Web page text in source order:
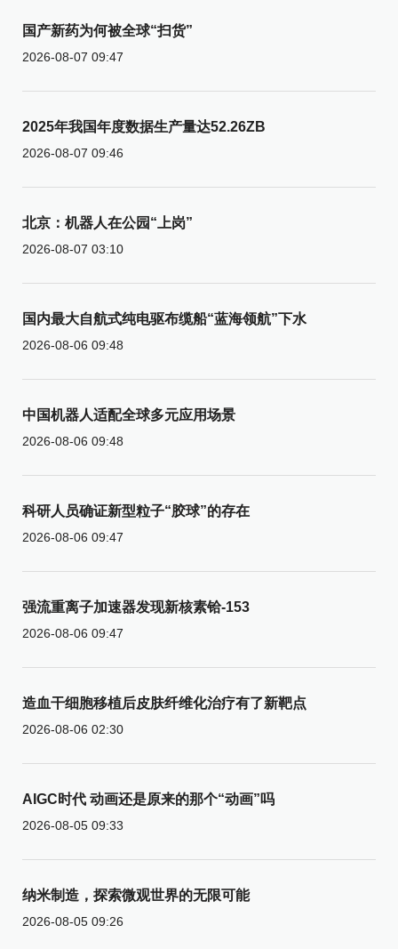
国产新药为何被全球“扫货”
2026-08-07 09:47
2025年我国年度数据生产量达52.26ZB
2026-08-07 09:46
北京：机器人在公园“上岗”
2026-08-07 03:10
国内最大自航式纯电驱布缆船“蓝海领航”下水
2026-08-06 09:48
中国机器人适配全球多元应用场景
2026-08-06 09:48
科研人员确证新型粒子“胶球”的存在
2026-08-06 09:47
强流重离子加速器发现新核素铪-153
2026-08-06 09:47
造血干细胞移植后皮肤纤维化治疗有了新靶点
2026-08-06 02:30
AIGC时代 动画还是原来的那个“动画”吗
2026-08-05 09:33
纳米制造，探索微观世界的无限可能
2026-08-05 09:26